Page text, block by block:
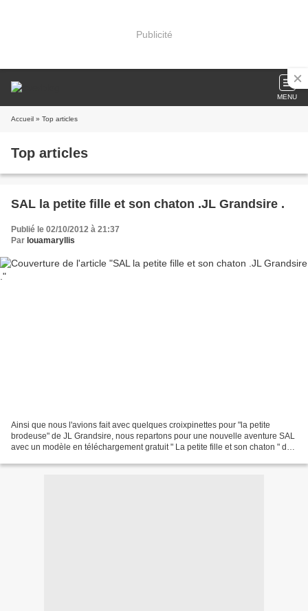
Publicité
MENU
Accueil » Top articles
Top articles
SAL la petite fille et son chaton .JL Grandsire .
Publié le 02/10/2012 à 21:37
Par louamaryllis
Ainsi que nous l'avions fait avec quelques croixpinettes pour "la petite
brodeuse" de JL Grandsire, nous repartons pour une nouvelle aventure SAL
avec un modèle en téléchargement gratuit " La petite fille et son chaton " de